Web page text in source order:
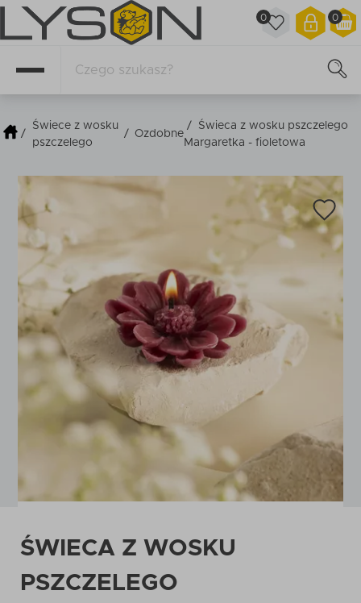
0
0
/
Świece z wosku
pszczelego
/ Ozdobne
/ Świeca z wosku pszczelego
Margaretka - fioletowa
ŚWIECA Z WOSKU
PSZCZELEGO